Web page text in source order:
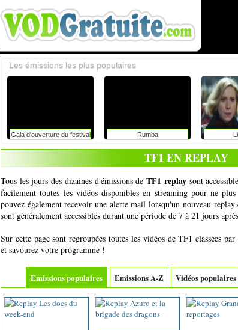
Gala d'ouverture du festival
du rire de liège avec
caroline vigneaux: faut-il
Rumba
Les émissions les plus populaires
TF1 EN REPLAY
Tous les jours des dizaines d'émissions deTF1 replaysont
facilement toutes les vidéos disponibles en streaming pour ne
pouvez également recevoir une alerte mail lorsqu'un nouveau
sont généralement accessibles durant une période de 7 à 21 jours
Sur cette page sont regroupées toutes les vidéos de TF1 classées
et savourez votre programme !
Emissions populaires Emissions A-Z Vidéos populaires